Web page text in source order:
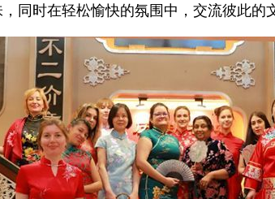
同时在轻松愉快的氛围中，交流彼此的